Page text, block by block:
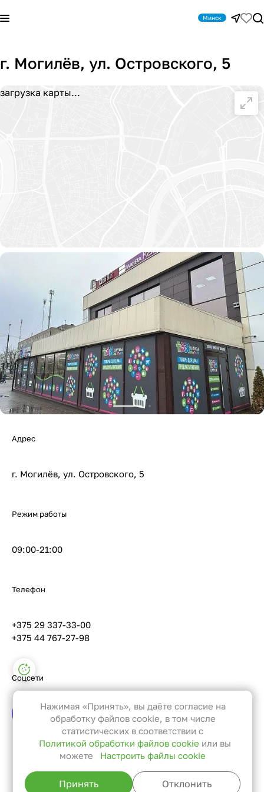
Минск
г. Могилёв, ул. Островского, 5
загрузка карты...
Адрес
г. Могилёв, ул. Островского, 5
Режим работы
09:00-21:00
Телефон
+375 29 337-33-00
+375 44 767-27-98
Соцсети
Настройки файлов cookie
Функциональные
Эти файлы необходимы для
функционирования сайта и не
могут быть отключены в наших
системах. Вы можете настроить
браузер так, чтобы он блокировал
их или уведомлял вас об их
использовании, но в таком случае
Нажимая «Принять», вы даёте согласие на
обработку файлов cookie, в том числе
статистических в соответствии с
Политикой обработки файлов cookie или вы
можете
Настроить файлы cookie
Принять Отклонить